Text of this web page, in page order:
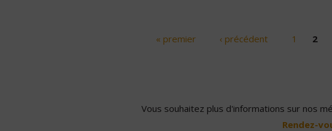
« premier ‹ précédent 1 2
Vous souhaitez plus d'informations sur nos
Rendez-